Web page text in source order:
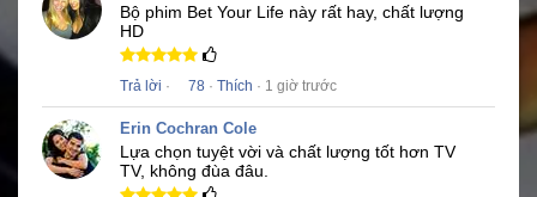
Bộ phim Bet Your Life này rất hay, chất lượng
HD
Trả lời · 78 · Thích · 1 giờ trước
Erin Cochran Cole
Lựa chọn tuyệt vời và chất lượng tốt hơn TV
TV, không đùa đâu.